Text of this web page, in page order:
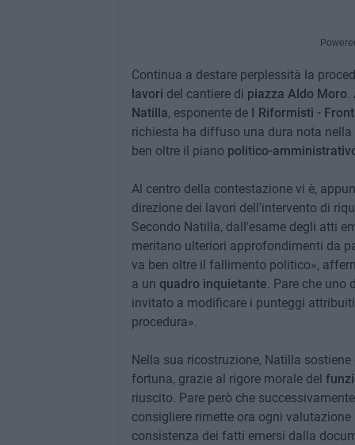
Continua a destare perplessità la
lavori del cantiere di piazza Aldo Moro.
Natilla, esponente de I Riformisti -
richiesta ha diffuso una dura nota
ben oltre il piano politico-
Al centro della contestazione vi è,
direzione dei lavori dell'intervento di
Secondo Natilla, dall'esame degli atti
meritano ulteriori approfondimenti da
va ben oltre il fallimento politico»,
a un quadro inquietante. Pare che uno
invitato a modificare i punteggi
procedura».
Nella sua ricostruzione, Natilla
fortuna, grazie al rigore morale del
riuscito. Pare però che
consigliere rimette ora ogni valutazione
consistenza dei fatti emersi dalla